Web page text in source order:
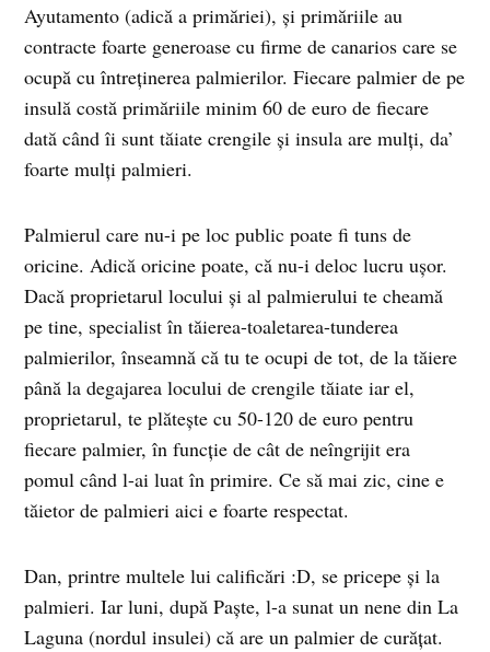
Ayutamento (adică a primăriei), şi primăriile au
contracte foarte generoase cu firme de canarios care se
ocupă cu întreţinerea palmierilor. Fiecare palmier de pe
insulă costă primăriile minim 60 de euro de fiecare
dată când îi sunt tăiate crengile şi insula are mulţi, da’
foarte mulţi palmieri.
Palmierul care nu-i pe loc public poate fi tuns de
oricine. Adică oricine poate, că nu-i deloc lucru uşor.
Dacă proprietarul locului şi al palmierului te cheamă
pe tine, specialist în tăierea-toaletarea-tunderea
palmierilor, înseamnă că tu te ocupi de tot, de la tăiere
până la degajarea locului de crengile tăiate iar el,
proprietarul, te plăteşte cu 50-120 de euro pentru
fiecare palmier, în funcţie de cât de neîngrijit era
pomul când l-ai luat în primire. Ce să mai zic, cine e
tăietor de palmieri aici e foarte respectat.
Dan, printre multele lui calificări :D, se pricepe şi la
palmieri. Iar luni, după Paşte, l-a sunat un nene din La
Laguna (nordul insulei) că are un palmier de curăţat.